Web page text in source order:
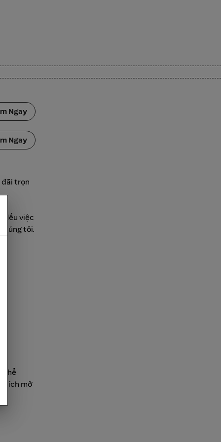
Ngay
Ngay
đãi trọn
Nếu việc
tôi.
thể
ích mở